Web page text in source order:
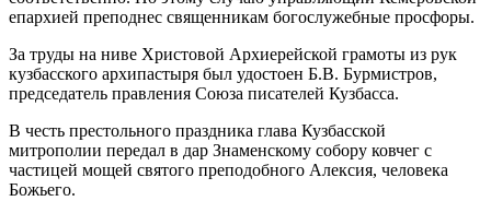
епархией преподнес священникам богослужебные просфоры.
За труды на ниве Христовой Архиерейской грамоты из рук
кузбасского архипастыря был удостоен Б.В. Бурмистров,
председатель правления Союза писателей Кузбасса.
В честь престольного праздника глава Кузбасской
митрополии передал в дар Знаменскому собору ковчег с
частицей мощей святого преподобного Алексия, человека
Божьего.